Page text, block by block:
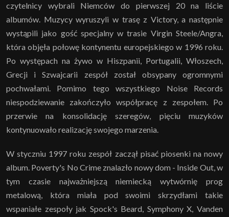
czytelnicy wybrali Niemców do pierwszej 20 na liście
albumów. Muzycy wyruszyli w trasę z Victory, a następnie
wystąpili jako gość specjalny w trasie Virgin Steele/Angra,
która objęła połowę kontynentu europejskiego w 1996 roku.
Po występach na żywo w Hiszpanii, Portugalii, Włoszech,
Grecji i Szwajcarii zespół został obsypany ogromnymi
pochwałami. Pomimo tego wszystkiego Noise Records
niespodziewanie zakończyło współpracę z zespołem. Po
przerwie na konsolidację szeregów, pięciu muzyków
kontynuowało realizację swojego marzenia.
W styczniu 1997 roku zespół zaczął pisać piosenki na nowy
album. Poverty's No Crime znalazło nowy dom - Inside Out, w
tym czasie najważniejszą niemiecką wytwórnię prog
metalową, która miała pod swoimi skrzydłami takie
wspaniałe zespoły jak Spock's Beard, Symphony X, Vanden